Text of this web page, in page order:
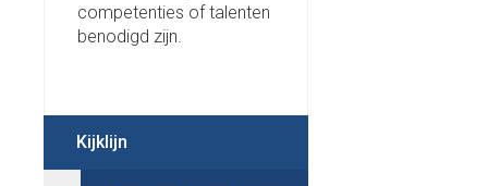
competenties of talenten
benodigd zijn.
Kijklijn